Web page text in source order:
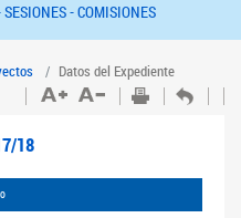
SESIONES -COMISIONES
Datos del Expediente
18